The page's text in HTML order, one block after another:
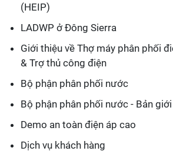
(HEIP)
LADWP ở Đông Sierra
Giới thiệu về Thợ máy phân phối
& Trợ thủ công điện
Bộ phận phân phối nước
Bộ phận phân phối nước - Bản
Demo an toàn điện áp cao
Dịch vụ khách hàng